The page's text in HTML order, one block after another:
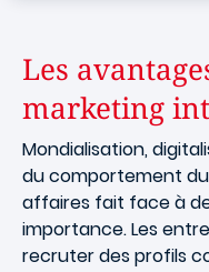
Les
marketing
Mondialisation,
du comportement
affaires fait face à
importance. Les
recruter des profils